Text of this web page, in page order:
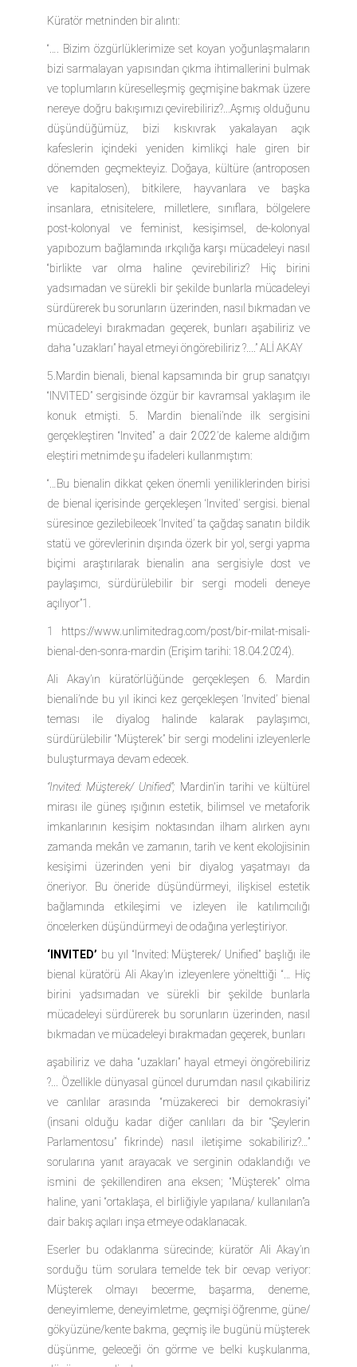
Küratör metninden bir alıntı:
“…. Bizim özgürlüklerimize set koyan yoğunlaşmaların
bizi sarmalayan yapısından çıkma ihtimallerini bulmak
ve toplumların küreselleşmiş geçmişine bakmak üzere
nereye doğru bakışımızı çevirebiliriz?...Aşmış olduğunu
düşündüğümüz, bizi kıskıvrak yakalayan açık
kafeslerin içindeki yeniden kimlikçi hale giren bir
dönemden geçmekteyiz. Doğaya, kültüre (antroposen
ve kapitalosen), bitkilere, hayvanlara ve başka
insanlara, etnisitelere, milletlere, sınıflara, bölgelere
post-kolonyal ve feminist, kesişimsel, de-kolonyal
yapıbozum bağlamında ırkçılığa karşı mücadeleyi nasıl
“birlikte var olma haline çevirebiliriz? Hiç birini
yadsımadan ve sürekli bir şekilde bunlarla mücadeleyi
sürdürerek bu sorunların üzerinden, nasıl bıkmadan ve
mücadeleyi bırakmadan geçerek, bunları aşabiliriz ve
daha “uzakları” hayal etmeyi öngörebiliriz ?....”ALİ AKAY
5.Mardin bienali, bienal kapsamında bir grup sanatçıyı
“INVITED” sergisinde özgür bir kavramsal yaklaşım ile
konuk etmişti. 5. Mardin bienali’nde ilk sergisini
gerçekleştiren “Invited” a dair 2022’de kaleme aldığım
eleştiri metnimde şu ifadeleri kullanmıştım:
“…Bu bienalin dikkat çeken önemli yeniliklerinden birisi
de bienal içerisinde gerçekleşen ‘Invited’ sergisi. bienal
süresince gezilebilecek ‘Invited’ ta çağdaş sanatın bildik
statü ve görevlerinin dışında özerk bir yol, sergi yapma
biçimi araştırılarak bienalin ana sergisiyle dost ve
paylaşımcı, sürdürülebilir bir sergi modeli deneye
açılıyor”1.
1 https://www.unlimitedrag.com/post/bir-milat-misali-
bienal-den-sonra-mardin (Erişim tarihi: 18.04.2024).
Ali Akay’ın küratörlüğünde gerçekleşen 6. Mardin
bienali’nde bu yıl ikinci kez gerçekleşen ‘Invited’ bienal
teması ile diyalog halinde kalarak paylaşımcı,
sürdürülebilir “Müşterek” bir sergi modelini izleyenlerle
buluşturmaya devam edecek.
“Invited: Müşterek/ Unified”; Mardin'in tarihi ve kültürel
mirası ile güneş ışığının estetik, bilimsel ve metaforik
imkanlarının kesişim noktasından ilham alırken aynı
zamanda mekân ve zamanın, tarih ve kent ekolojisinin
kesişimi üzerinden yeni bir diyalog yaşatmayı da
öneriyor. Bu öneride düşündürmeyi, ilişkisel estetik
bağlamında etkileşimi ve izleyen ile katılımcılığı
öncelerken düşündürmeyi de odağına yerleştiriyor.
‘INVITED’ bu yıl “Invited: Müşterek/ Unified” başlığı ile
bienal küratörü Ali Akay’ın izleyenlere yönelttiği “… Hiç
birini yadsımadan ve sürekli bir şekilde bunlarla
mücadeleyi sürdürerek bu sorunların üzerinden, nasıl
bıkmadan ve mücadeleyi bırakmadan geçerek, bunları
aşabiliriz ve daha “uzakları” hayal etmeyi öngörebiliriz
?... Özellikle dünyasal güncel durumdan nasıl çıkabiliriz
ve canlılar arasında “müzakereci bir demokrasiyi”
(insani olduğu kadar diğer canlıları da bir “Şeylerin
Parlamentosu” fikrinde) nasıl iletişime sokabiliriz?…”
sorularına yanıt arayacak ve serginin odaklandığı ve
ismini de şekillendiren ana eksen; “Müşterek” olma
haline, yani “ortaklaşa, el birliğiyle yapılana/ kullanılan”a
dair bakış açıları inşa etmeye odaklanacak.
Eserler bu odaklanma sürecinde; küratör Ali Akay’ın
sorduğu tüm sorulara temelde tek bir cevap veriyor:
Müşterek olmayı becerme, başarma, deneme,
deneyimleme, deneyimletme, geçmişi öğrenme, güne/
gökyüzüne/kente bakma, geçmiş ile bugünü müşterek
düşünme, geleceği ön görme ve belki kuşkulanma,